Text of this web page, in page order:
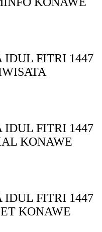
IDUL FITRI 1447
IDUL FITRI 1447
KONAWE
IDUL FITRI 1447
KONAWE